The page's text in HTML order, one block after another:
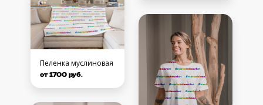
Пеленка муслиновая
от 1700 руб.